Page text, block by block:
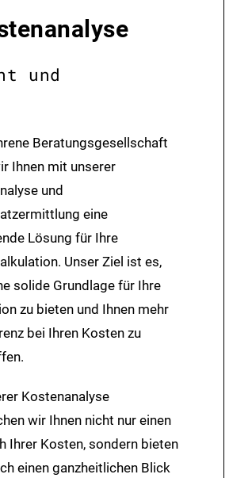
und
Beratungsgesellschaft
Ihnen mit unserer
und
eine
Lösung für Ihre
Unser Ziel ist es,
solide Grundlage für Ihre
zu bieten und Ihnen mehr
bei Ihren Kosten zu
Kostenanalyse
wir Ihnen nicht nur einen
Ihrer Kosten, sondern bieten
einen ganzheitlichen Blick